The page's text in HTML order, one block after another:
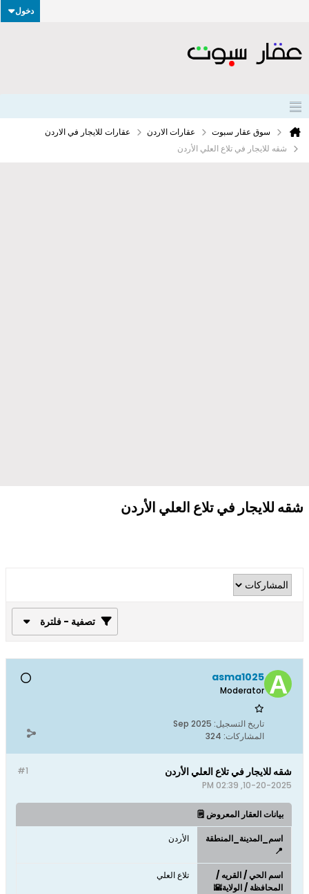
دخول
سوق عقار سبوت عقارات الاردن
عقارات للايجار في الاردن
شقه للايجار في تلاع العلي الأردن
شقه للايجار في تلاع العلي الأردن
تصفية - فلترة
asma1025
Moderator
تاريخ التسجيل: Sep 2025
المشاركات: 324
#1 شقه للايجار في تلاع العلي الأردن
10-20-2025, 02:39 PM
بيانات العقار المعروض 🗒️
اسم_المدينة_المنطقة
📍
الأردن
اسم الحي / القريه /
المحافظة / الولاية🌇
تلاع العلي